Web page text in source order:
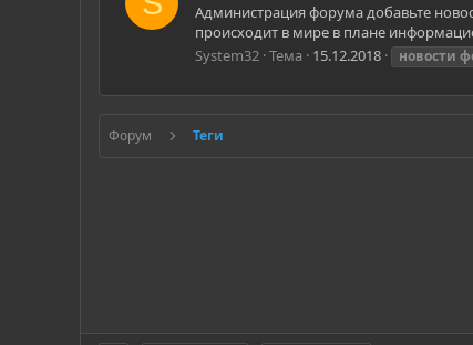
Администрация форума добавьте
происходит в мире в плане
System32 Тема 15.12.2018 новости
Форум Теги